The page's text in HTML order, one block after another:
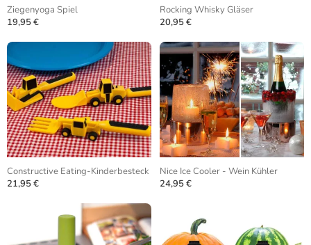
Ziegenyoga Spiel
19,95 €
Rocking Whisky Gläser
20,95 €
Constructive Eating-Kinderbesteck
21,95 €
Nice Ice Cooler - Wein Kühler
24,95 €